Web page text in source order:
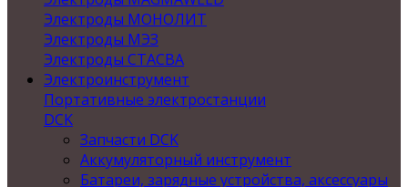
Электроды МОНОЛИТ
Электроды МЭЗ
Электроды СТАСВА
Электроинструмент
Портативные электростанции
DCK
Запчасти DCK
Аккумуляторный инструмент
Батареи, зарядные устройства, аксессуары